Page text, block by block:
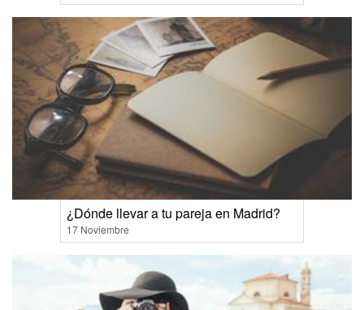
¿Dónde llevar a tu pareja en Madrid?
17 Noviembre